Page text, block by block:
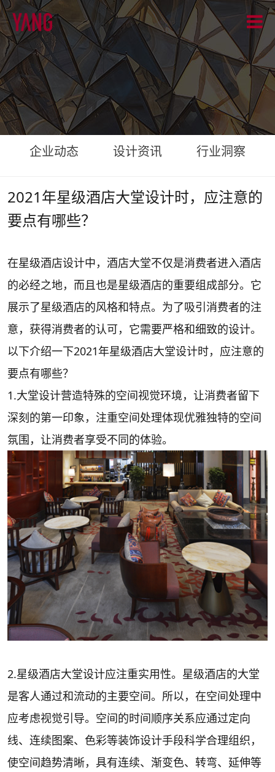
企业动态 设计资讯 行业洞察
2021年星级酒店大堂设计时，应注意的
要点有哪些？
在星级酒店设计中，酒店大堂不仅是消费者进入酒店
的必经之地，而且也是星级酒店的重要组成部分。它
展示了星级酒店的风格和特点。为了吸引消费者的注
意，获得消费者的认可，它需要严格和细致的设计。
以下介绍一下2021年星级酒店大堂设计时，应注意的
要点有哪些？
1.大堂设计营造特殊的空间视觉环境，让消费者留下
深刻的第一印象，注重空间处理体现优雅独特的空间
氛围，让消费者享受不同的体验。
2.星级酒店大堂设计应注重实用性。星级酒店的大堂
是客人通过和流动的主要空间。所以，在空间处理中
应考虑视觉引导。空间的时间顺序关系应通过定向
线、连续图案、色彩等装饰设计手段科学合理组织，
使空间趋势清晰，具有连续、渐变色、转弯、延伸等